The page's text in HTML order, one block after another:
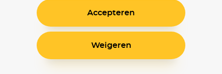
Accepteren
Weigeren